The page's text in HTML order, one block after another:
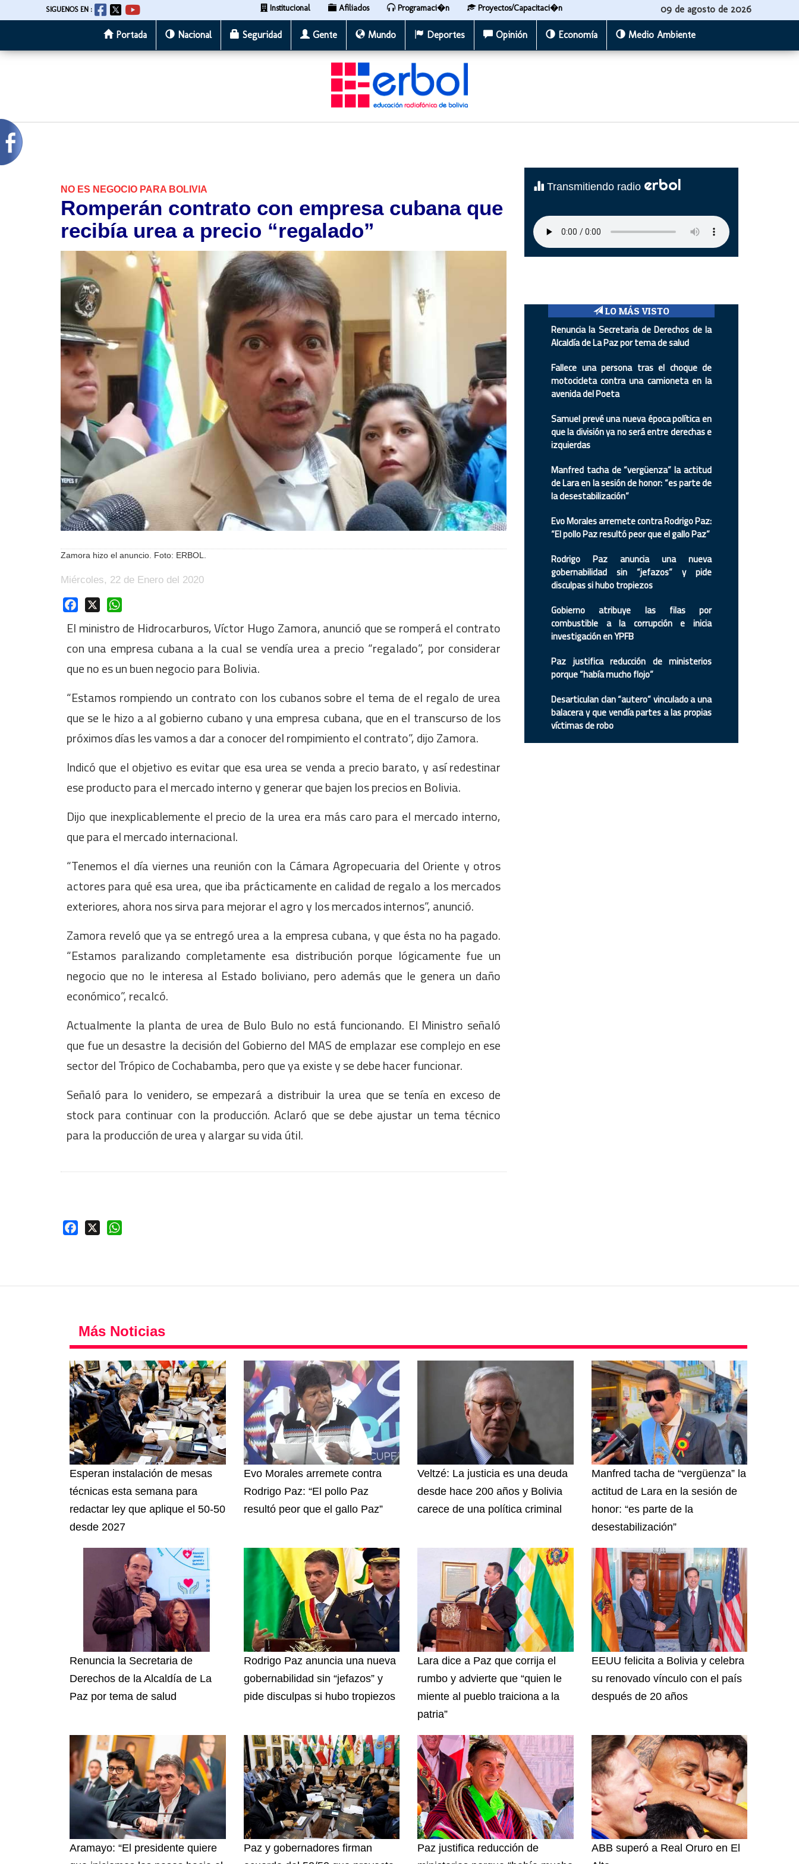
al
SIGUENOS EN : Institucional Afiliados Programaci�n Proyectos/Capacitaci�n 09 de agosto de 2026
Portada Nacional Seguridad Gente Mundo Deportes Opinión Economía Medio Ambiente
NO ES NEGOCIO PARA BOLIVIA
Romperán contrato con empresa cubana que
recibía urea a precio “regalado”
Zamora hizo el anuncio. Foto: ERBOL.
Miércoles, 22 de Enero del 2020
Facebook
El ministro de Hidrocarburos, Víctor Hugo Zamora, anunció que se romperá el contrato
con una empresa cubana a la cual se vendía urea a precio “regalado”, por considerar
que no es un buen negocio para Bolivia.
“Estamos rompiendo un contrato con los cubanos sobre el tema de el regalo de urea
que se le hizo a al gobierno cubano y una empresa cubana, que en el transcurso de los
próximos días les vamos a dar a conocer del rompimiento el contrato”, dijo Zamora.
Indicó que el objetivo es evitar que esa urea se venda a precio barato, y así redestinar
ese producto para el mercado interno y generar que bajen los precios en Bolivia.
Dijo que inexplicablemente el precio de la urea era más caro para el mercado interno,
que para el mercado internacional.
“Tenemos el día viernes una reunión con la Cámara Agropecuaria del Oriente y otros
actores para qué esa urea, que iba prácticamente en calidad de regalo a los mercados
exteriores, ahora nos sirva para mejorar el agro y los mercados internos”, anunció.
Zamora reveló que ya se entregó urea a la empresa cubana, y que ésta no ha pagado.
“Estamos paralizando completamente esa distribución porque lógicamente fue un
negocio que no le interesa al Estado boliviano, pero además que le genera un daño
económico”, recalcó.
Actualmente la planta de urea de Bulo Bulo no está funcionando. El Ministro señaló
que fue un desastre la decisión del Gobierno del MAS de emplazar ese complejo en ese
sector del Trópico de Cochabamba, pero que ya existe y se debe hacer funcionar.
Señaló para lo venidero, se empezará a distribuir la urea que se tenía en exceso de
stock para continuar con la producción. Aclaró que se debe ajustar un tema técnico
para la producción de urea y alargar su vida útil.
Facebook
Transmitiendo radio erbol
LO MÁS VISTO
Renuncia la Secretaria de Derechos de la
Alcaldía de La Paz por tema de salud
Fallece una persona tras el choque de
motocicleta contra una camioneta en la
avenida del Poeta
Samuel prevé una nueva época política en
que la división ya no será entre derechas e
izquierdas
Manfred tacha de “vergüenza” la actitud
de Lara en la sesión de honor: “es parte de
la desestabilización”
Evo Morales arremete contra Rodrigo Paz:
“El pollo Paz resultó peor que el gallo Paz”
Rodrigo Paz anuncia una nueva
gobernabilidad sin “jefazos” y pide
disculpas si hubo tropiezos
Gobierno atribuye las filas por
combustible a la corrupción e inicia
investigación en YPFB
Paz justifica reducción de ministerios
porque “había mucho flojo”
Desarticulan clan “autero” vinculado a una
balacera y que vendía partes a las propias
víctimas de robo
Más Noticias
Esperan instalación de mesas
técnicas esta semana para
redactar ley que aplique el 50-50
desde 2027
Evo Morales arremete contra
Rodrigo Paz: “El pollo Paz
resultó peor que el gallo Paz”
Veltzé: La justicia es una deuda
desde hace 200 años y Bolivia
carece de una política criminal
Manfred tacha de “vergüenza” la
actitud de Lara en la sesión de
honor: “es parte de la
desestabilización”
Renuncia la Secretaria de
Derechos de la Alcaldía de La
Paz por tema de salud
Rodrigo Paz anuncia una nueva
gobernabilidad sin “jefazos” y
pide disculpas si hubo tropiezos
Lara dice a Paz que corrija el
rumbo y advierte que “quien le
miente al pueblo traiciona a la
patria”
EEUU felicita a Bolivia y celebra
su renovado vínculo con el país
después de 20 años
Aramayo: “El presidente quiere
Paz y gobernadores firman
Paz justifica reducción de
ABB superó a Real Oruro en El